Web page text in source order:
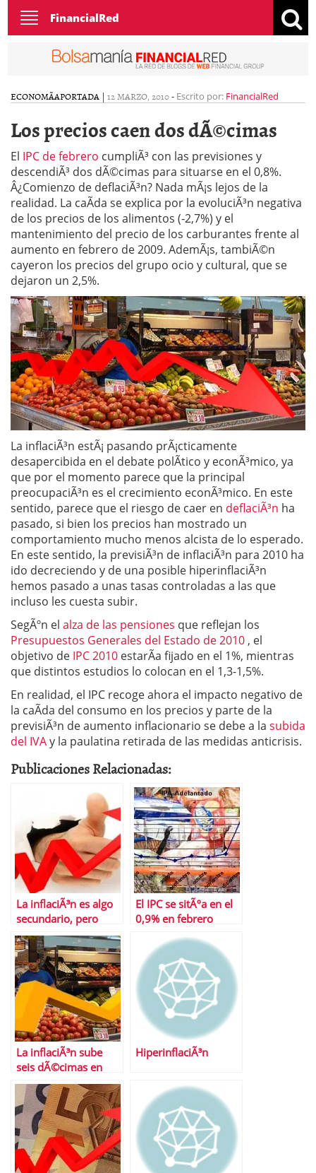
Toggle
navigation
FinancialRed
ECONOMÃ­APORTADA | 12 MARZO, 2010- Escrito por: FinancialRed
Los precios caen dos dÃ©cimas
El IPC de febrero cumpliÃ³ con las previsiones y
descendiÃ³ dos dÃ©cimas para situarse en el 0,8%.
Â¿Comienzo de deflaciÃ³n? Nada mÃ¡s lejos de la
realidad. La caÃ­da se explica por la evoluciÃ³n negativa
de los precios de los alimentos (-2,7%) y el
mantenimiento del precio de los carburantes frente al
aumento en febrero de 2009. AdemÃ¡s, tambiÃ©n
cayeron los precios del grupo ocio y cultural, que se
dejaron un 2,5%.
La inflaciÃ³n estÃ¡ pasando prÃ¡cticamente
desapercibida en el debate polÃ­tico y econÃ³mico, ya
que por el momento parece que la principal
preocupaciÃ³n es el crecimiento econÃ³mico. En este
sentido, parece que el riesgo de caer en deflaciÃ³n ha
pasado, si bien los precios han mostrado un
comportamiento mucho menos alcista de lo esperado.
En este sentido, la previsiÃ³n de inflaciÃ³n para 2010 ha
ido decreciendo y de una posible hiperinflaciÃ³n
hemos pasado a unas tasas controladas a las que
incluso les cuesta subir.
SegÃºn el alza de las pensiones que reflejan los
Presupuestos Generales del Estado de 2010 , el
objetivo de IPC 2010 estarÃ­a fijado en el 1%, mientras
que distintos estudios lo colocan en el 1,3-1,5%.
En realidad, el IPC recoge ahora el impacto negativo de
la caÃ­da del consumo en los precios y parte de la
previsiÃ³n de aumento inflacionario se debe a la subida
del IVAy la paulatina retirada de las medidas anticrisis.
Publicaciones Relacionadas:
La inflaciÃ³n es algo
secundario, pero
sÃ³lo por ahora
El IPC se sitÃºa en el
0,9% en febrero
La inflaciÃ³n sube
seis dÃ©cimas en
marzo
HiperinflaciÃ³n